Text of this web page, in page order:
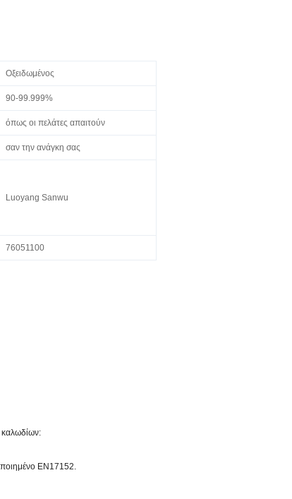
Οξειδωμένος
90-99.999%
όπως οι πελάτες απαιτούν
σαν την ανάγκη σας
Luoyang Sanwu
76051100
καλωδίων:
EN17152.